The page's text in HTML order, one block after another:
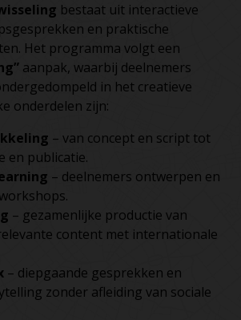
bestaat uit interactieve
en praktische
Het programma volgt een
aanpak, waarbij deelnemers
in het creatieve
onderdelen zijn:
– van concept en script tot
en publicatie.
– deelnemers ontwerpen en
– gezamenlijke productie van
content met internationale
– diepgaande gesprekken en
zonder afleiding van sociale